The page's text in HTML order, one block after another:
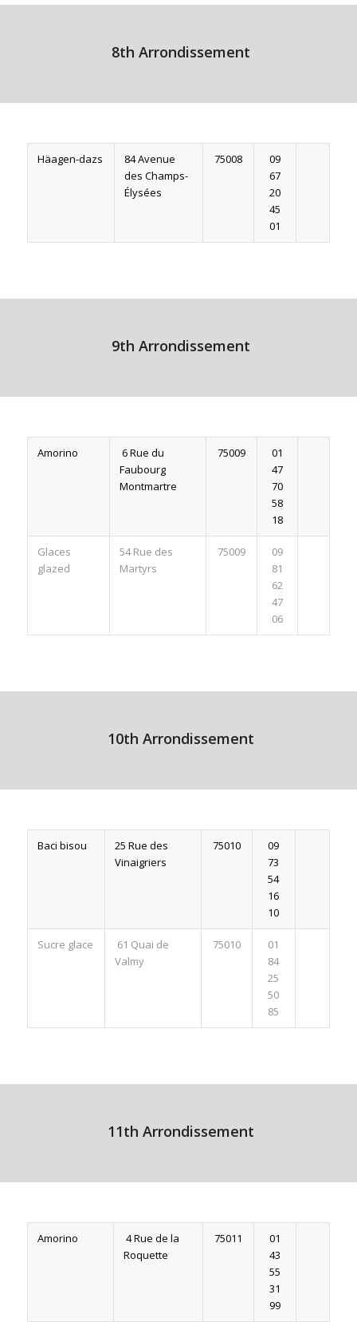
8th Arrondissement
Häagen-dazs
84 Avenue
des Champs-
Élysées
75008
09
67
20
45
01
9th Arrondissement
Amorino
6 Rue du
Faubourg
Montmartre
75009
01
47
70
58
18
Glaces
glazed
54 Rue des
Martyrs
75009
09
81
62
47
06
10th Arrondissement
Baci bisou
25 Rue des
Vinaigriers
75010
09
73
54
16
10
Sucre glace
61 Quai de
Valmy
75010
01
84
25
50
85
11th Arrondissement
Amorino
4 Rue de la
Roquette
75011
01
43
55
31
99